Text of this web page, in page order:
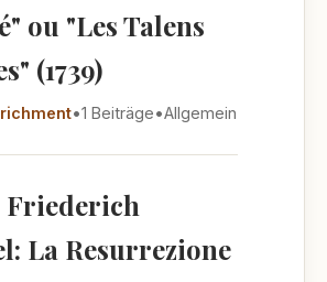
ou "Les Talens
(1739)
•1 Beiträge•Allgemein
Friederich
La Resurrezione